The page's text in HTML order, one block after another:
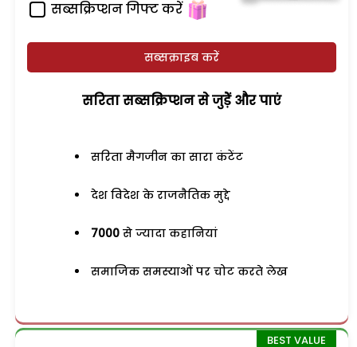
सब्सक्रिप्शन गिफ्ट करें
सब्सक्राइब करें
सरिता सब्सक्रिप्शन से जुड़ेें और पाएं
सरिता मैगजीन का सारा कंटेंट
देश विदेश के राजनैतिक मुद्दे
7000 से ज्यादा कहानियां
समाजिक समस्याओं पर चोट करते लेख